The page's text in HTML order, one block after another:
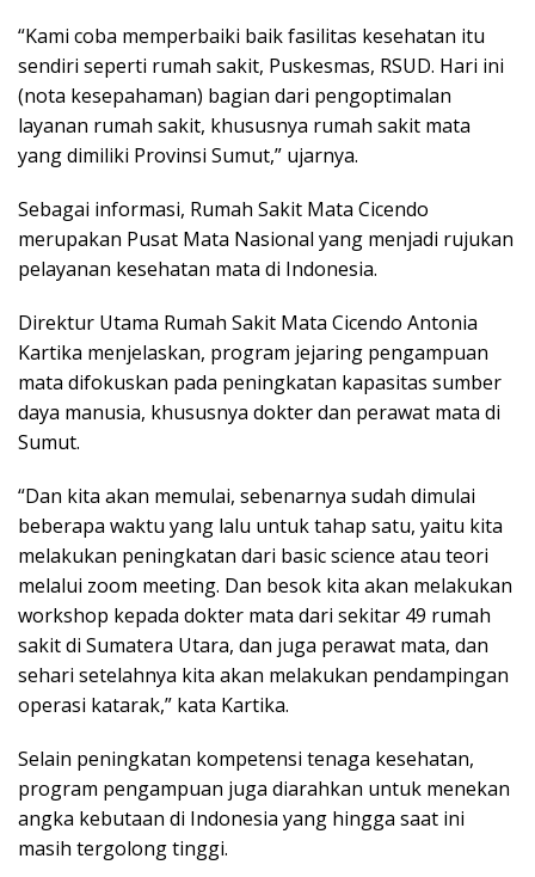
“Kami coba memperbaiki baik fasilitas kesehatan itu
sendiri seperti rumah sakit, Puskesmas, RSUD. Hari ini
(nota kesepahaman) bagian dari pengoptimalan
layanan rumah sakit, khususnya rumah sakit mata
yang dimiliki Provinsi Sumut,” ujarnya.
Sebagai informasi, Rumah Sakit Mata Cicendo
merupakan Pusat Mata Nasional yang menjadi rujukan
pelayanan kesehatan mata di Indonesia.
Direktur Utama Rumah Sakit Mata Cicendo Antonia
Kartika menjelaskan, program jejaring pengampuan
mata difokuskan pada peningkatan kapasitas sumber
daya manusia, khususnya dokter dan perawat mata di
Sumut.
“Dan kita akan memulai, sebenarnya sudah dimulai
beberapa waktu yang lalu untuk tahap satu, yaitu kita
melakukan peningkatan dari basic science atau teori
melalui zoom meeting. Dan besok kita akan melakukan
workshop kepada dokter mata dari sekitar 49 rumah
sakit di Sumatera Utara, dan juga perawat mata, dan
sehari setelahnya kita akan melakukan pendampingan
operasi katarak,” kata Kartika.
Selain peningkatan kompetensi tenaga kesehatan,
program pengampuan juga diarahkan untuk menekan
angka kebutaan di Indonesia yang hingga saat ini
masih tergolong tinggi.